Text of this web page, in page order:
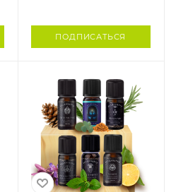
ПОДПИСАТЬСЯ